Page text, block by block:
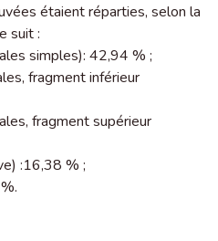
étaient réparties, selon la
suit :
simples): 42,94 % ;
fragment inférieur
fragment supérieur
:16,38 % ;